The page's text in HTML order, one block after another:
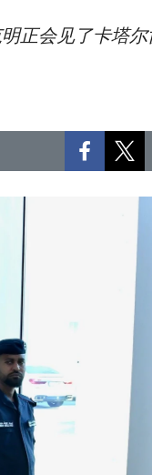
正会见了卡塔尔